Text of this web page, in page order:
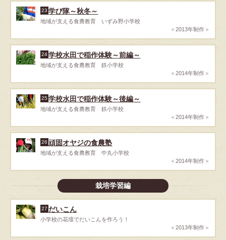
23 学び隊～秋冬～
地域が支える食農教育 いずみ野小学校
＜2013年制作＞
24 学校水田で稲作体験～前編～
地域が支える食農教育 鉄小学校
＜2014年制作＞
25 学校水田で稲作体験～後編～
地域が支える食農教育 鉄小学校
＜2014年制作＞
26 頑固オヤジの食農塾
地域が支える食農教育 中丸小学校
＜2014年制作＞
栽培学習編
27 だいこん
小学校の花壇でだいこんを作ろう！
＜2013年制作＞